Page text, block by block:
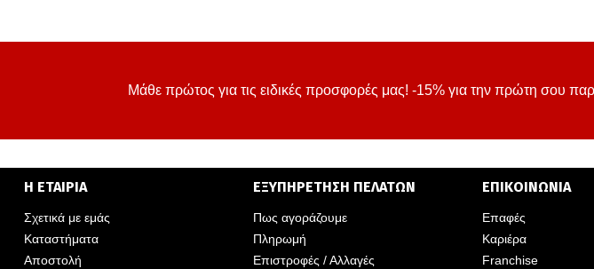
Μάθε πρώτος για τις ειδικές προσφορές μας! -15% για την πρώτη σου
Η ΕΤΑΙΡΙΑ
Σχετικά με εμάς
Καταστήματα
Αποστολή
ΕΞΥΠΗΡΕΤΗΣΗ ΠΕΛΑΤΩΝ
Πως αγοράζουμε
Πληρωμή
Επιστροφές / Αλλαγές
ΕΠΙΚΟΙΝΩΝΙΑ
Επαφές
Καριέρα
Franchise